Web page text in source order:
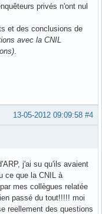
privés n'ont nul
et des conclusions de
avec la CNIL
#4
13-05-2012 09:09:58
j'ai su qu'ils avaient
ce que la CNIL à
mes collègues relatée
passé du tout!!!!! moi
reellement des questions